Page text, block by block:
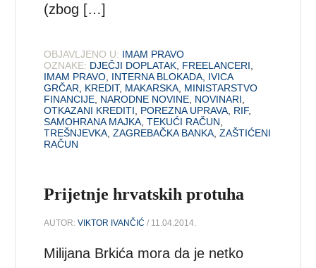
(zbog […]
OBJAVLJENO U: IMAM PRAVO
OZNAKE: DJEČJI DOPLATAK FREELANCERI
IMAM PRAVO INTERNA BLOKADA IVICA
GRČAR
KREDIT, MAKARSKA MINISTARSTVO
FINANCIJE NARODNE NOVINE NOVINARI
OTKAZANI KREDITI
POREZNA UPRAVA RIF,
SAMOHRANA MAJKA ,TEKUĆI RAČUN
TREŠNJEVKA ,ZAGREBAČKA BANKA ,ZAŠTIĆENI
RAČUN
Prijetnje hrvatskih protuha
AUTOR:VIKTOR IVANČIĆ / 11.04.2014.
Milijana Brkića mora da je netko